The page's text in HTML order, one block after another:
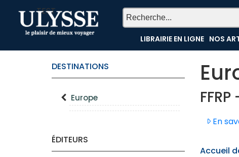
TEST
LIBRAIRIE EN LIGNE NOS
DESTINATIONS
Europe
ÉDITEURS
En
Accueil